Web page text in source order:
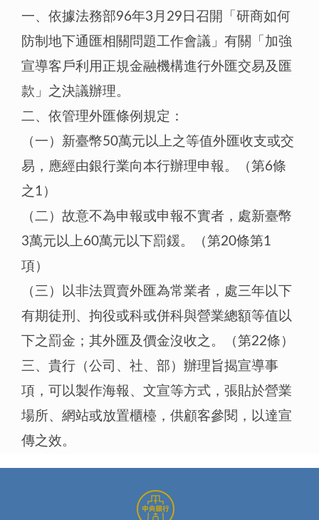
一、依據法務部96年3月29日召開「研商如何
防制地下通匯相關問題工作會議」有關「加強
宣導客戶利用正規金融機構進行外匯交易及匯
款」之決議辦理。
二、依管理外匯條例規定：
（一）新臺幣50萬元以上之等值外匯收支或交
易，應經由銀行業向本行辦理申報。（第6條
之1）
（二）故意不為申報或申報不實者，處新臺幣
3萬元以上60萬元以下罰鍰。（第20條第1
項）
（三）以非法買賣外匯為常業者，處三年以下
有期徒刑、拘役或科或併科與營業總額等值以
下之罰金；其外匯及價金沒收之。（第22條）
三、貴行（公司、社、部）辦理旨揭宣導事
項，可以製作海報、文宣等方式，張貼於營業
場所、網站或放置櫃檯，供顧客參閱，以達宣
傳之效。